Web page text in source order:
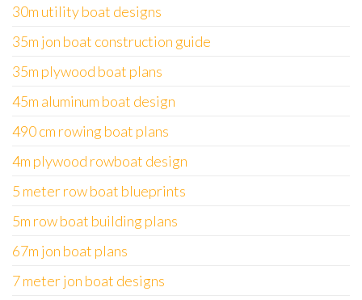
30m utility boat designs
35m jon boat construction guide
35m plywood boat plans
45m aluminum boat design
490 cm rowing boat plans
4m plywood rowboat design
5 meter row boat blueprints
5m row boat building plans
67m jon boat plans
7 meter jon boat designs